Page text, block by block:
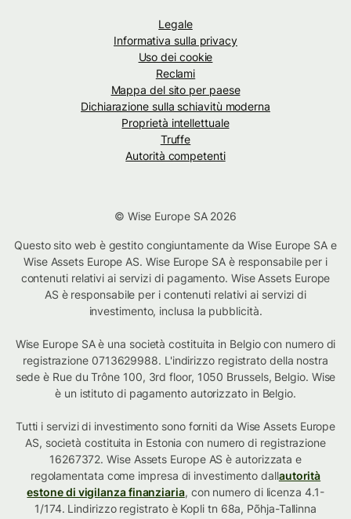
Legale
Informativa sulla privacy
Uso dei cookie
Reclami
Mappa del sito per paese
Dichiarazione sulla schiavitù moderna
Proprietà intellettuale
Truffe
Autorità competenti
© Wise Europe SA 2026
Questo sito web è gestito congiuntamente da Wise Europe SA e
Wise Assets Europe AS. Wise Europe SA è responsabile per i
contenuti relativi ai servizi di pagamento. Wise Assets Europe
AS è responsabile per i contenuti relativi ai servizi di
investimento, inclusa la pubblicità.
Wise Europe SA è una società costituita in Belgio con numero di
registrazione 0713629988. L'indirizzo registrato della nostra
sede è Rue du Trône 100, 3rd floor, 1050 Brussels, Belgio. Wise
è un istituto di pagamento autorizzato in Belgio.
Tutti i servizi di investimento sono forniti da Wise Assets Europe
AS, società costituita in Estonia con numero di registrazione
16267372. Wise Assets Europe AS è autorizzata e
regolamentata come impresa di investimento dallautorità
estone di vigilanza finanziaria, con numero di licenza 4.1-
1/174. Lindirizzo registrato è Kopli tn 68a, Põhja-Tallinna